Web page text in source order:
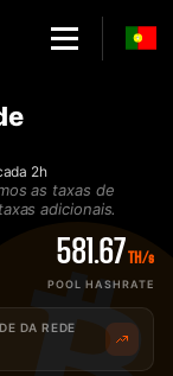
2h
as taxas de
adicionais.
581.67 TH/s
POOL HASHRATE
DA REDE